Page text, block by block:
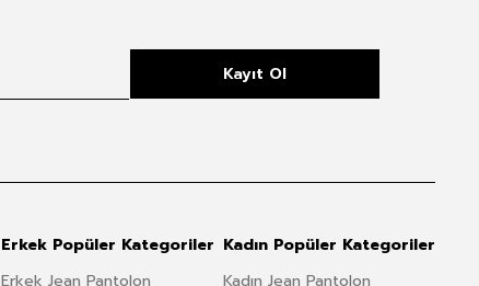
Kayıt Ol
Erkek Popüler Kategoriler
Erkek Jean Pantolon
Kadın Popüler Kategoriler
Kadın Jean Pantolon